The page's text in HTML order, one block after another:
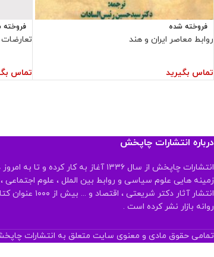
فروخته شده
روابط معاصر ایران و هند
تماس بگیرید
فروخته
تماس
درباره انتشارات چاپخش
انتشارات چاپخش از سال ۱۳۳۶ آغاز به کار کرده و تا به
زمینه هایی علوم سیاسی و روابط بین الملل ، علوم اجتماعی ،
انتشار آثار دکتر شریعتی ، اقتصاد و ... بیش از
روانه بازار نشر کرده است .
تمامی حقوق مادی و معنوی سایت متعلق به انتشارات